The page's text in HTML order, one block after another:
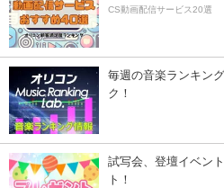
CS動画配信サービス20選
毎週の音楽ランキン
ク！
試写会、登壇イベン
ト！